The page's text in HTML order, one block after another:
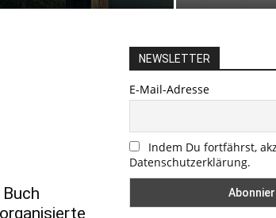
NEWSLETTER
E-Mail-Adresse
Indem Du fortfährst,
Datenschutzerklärung.